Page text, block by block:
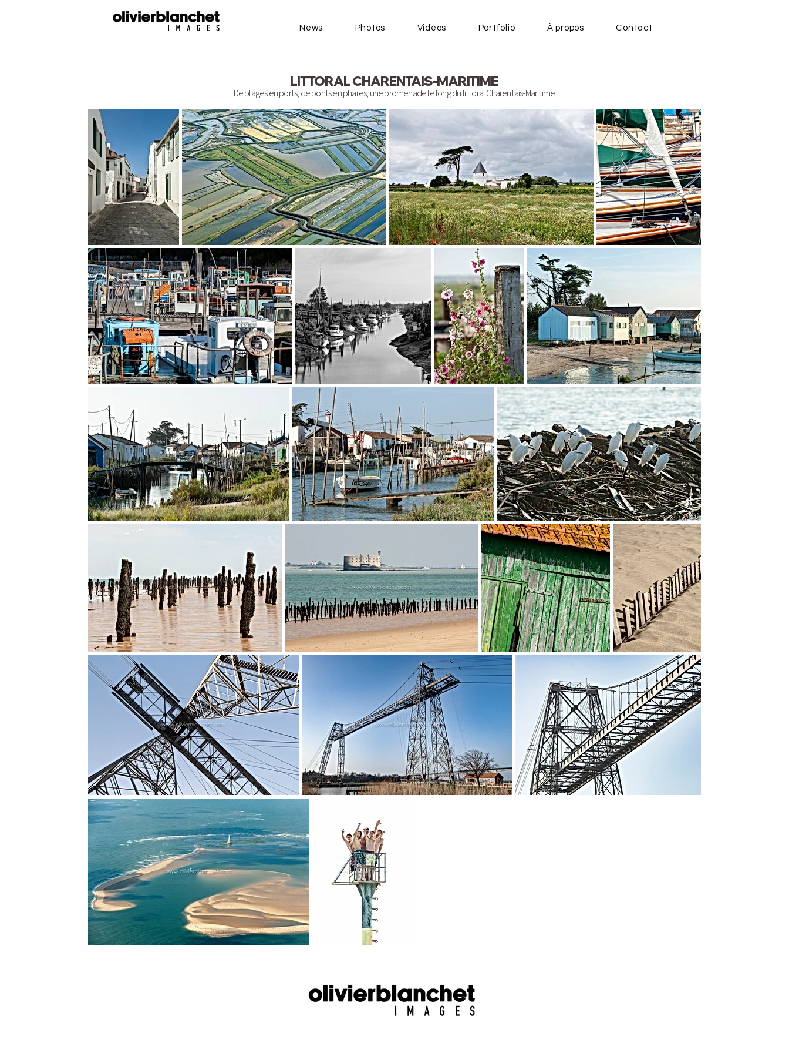
News Photos Vidéos Portfolio À propos Contact
LITTORAL CHARENTAIS-MARITIME
De plages en ports, de ponts en phares, une promenade le long du littoral Charentais-Maritime